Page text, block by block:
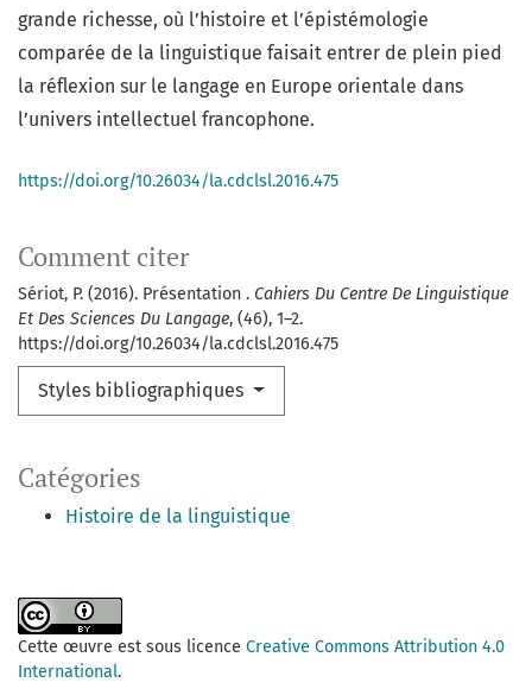
Catégories
Histoire de la linguistique
Comment citer
Sériot, P. (2016). Présentation . Cahiers Du Centre De Linguistique
Et Des Sciences Du Langage, (46), 1–2.
https://doi.org/10.26034/la.cdclsl.2016.475
Styles bibliographiques
grande richesse, où l’histoire et l’épistémologie
comparée de la linguistique faisait entrer de plein pied
la réflexion sur le langage en Europe orientale dans
l’univers intellectuel francophone.
https://doi.org/10.26034/la.cdclsl.2016.475
Cette œuvre est sous licence Creative Commons Attribution 4.0
International.